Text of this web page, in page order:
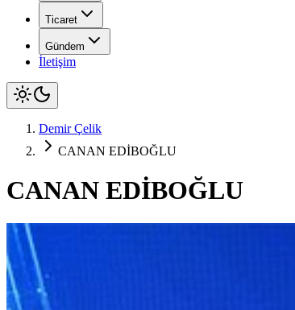
Ticaret
Gündem
İletişim
Demir Çelik
CANAN EDİBOĞLU
CANAN EDİBOĞLU